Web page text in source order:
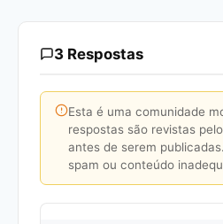
3 Respostas
Esta é uma comunidade
respostas são revistas
antes de serem
spam ou conteúdo